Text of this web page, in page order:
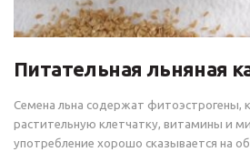
Питательная льняная
Семена льна содержат фитоэстрогены,
растительную клетчатку, витамины и
употребление хорошо сказывается на